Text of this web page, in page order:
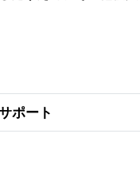
ポート